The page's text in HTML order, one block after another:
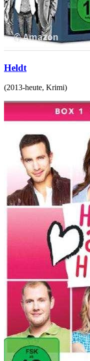
Heldt
(2013-heute, Krimi)